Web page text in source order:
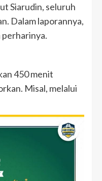
Siarudin, seluruh
Dalam laporannya,
perharinya.
450 menit
Misal, melalui